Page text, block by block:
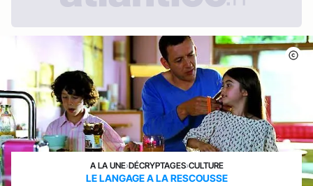
A LA UNE›DÉCRYPTAGES›CULTURE
LE LANGAGE A LA RESCOUSSE